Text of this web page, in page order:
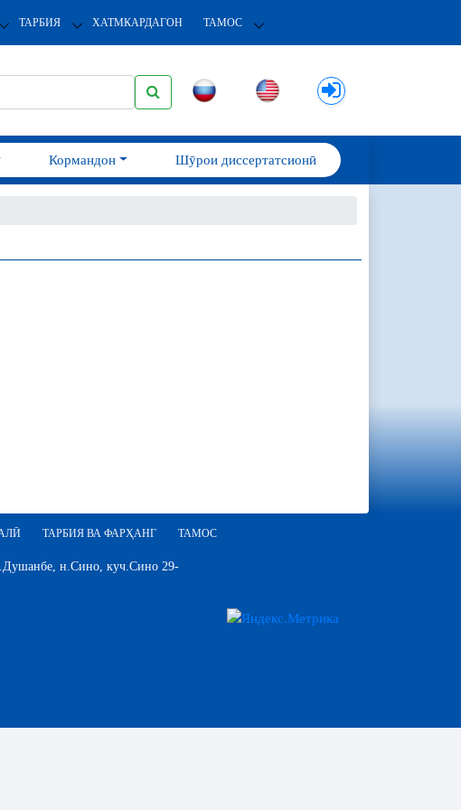
ТАРБИЯ ХАТМКАРДАГОН ТАМОС
Кормандон Шӯрои диссертатсионӣ
ТАРБИЯ ВА ФАРҲАНГ ТАМОС
н.Сино, куч.Сино 29-